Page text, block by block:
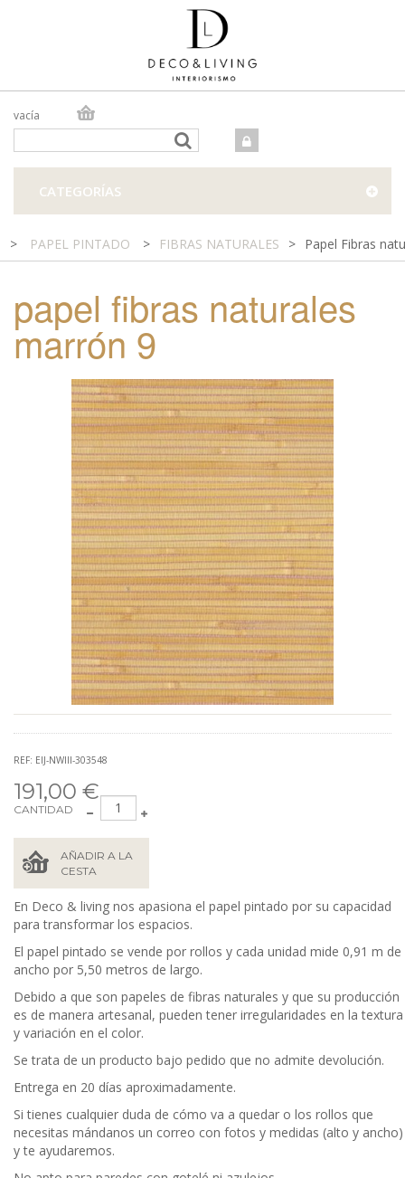
vacía
TIENDA FÍSICA
CATEGORÍAS
> PAPEL PINTADO > FIBRAS NATURALES > Papel Fibras
papel fibras naturales
marrón 9
REF: EIJ-NWIII-303548
191,00 €
CANTIDAD
AÑADIR A LA
CESTA
En Deco & living nos apasiona el papel pintado por su capacidad
para transformar los espacios.
El papel pintado se vende por rollos y cada unidad mide 0,91 m de
ancho por 5,50 metros de largo.
Debido a que son papeles de fibras naturales y que su producción
es de manera artesanal, pueden tener irregularidades en la textura
y variación en el color.
Se trata de un producto bajo pedido que no admite devolución.
Entrega en 20 días aproximadamente.
Si tienes cualquier duda de cómo va a quedar o los rollos que
necesitas mándanos un correo con fotos y medidas (alto y ancho)
y te ayudaremos.